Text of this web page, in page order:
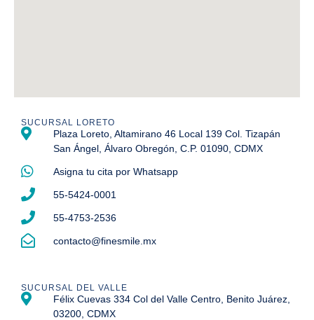
SUCURSAL LORETO
Plaza Loreto, Altamirano 46 Local 139 Col. Tizapán
San Ángel, Álvaro Obregón, C.P. 01090, CDMX
Asigna tu cita por Whatsapp
55-5424-0001
55-4753-2536
contacto@finesmile.mx
SUCURSAL DEL VALLE
Félix Cuevas 334 Col del Valle Centro, Benito Juárez,
03200, CDMX